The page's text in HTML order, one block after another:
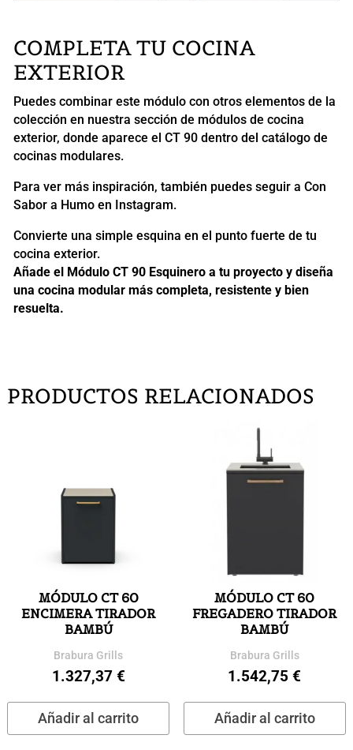
COMPLETA TU COCINA
EXTERIOR
Puedes combinar este módulo con otros elementos de la
colección en nuestra sección de módulos de cocina
exterior, donde aparece el CT 90 dentro del catálogo de
cocinas modulares.
Para ver más inspiración, también puedes seguir a Con
Sabor a Humo en Instagram.
Convierte una simple esquina en el punto fuerte de tu
cocina exterior.
Añade el Módulo CT 90 Esquinero a tu proyecto y diseña
una cocina modular más completa, resistente y bien
resuelta.
PRODUCTOS RELACIONADOS
MÓDULO CT 60
ENCIMERA TIRADOR
BAMBÚ
Brabura Grills
1.327,37 €
Añadir al carrito
MÓDULO CT 60
FREGADERO TIRADOR
BAMBÚ
Brabura Grills
1.542,75€
Añadir al carrito